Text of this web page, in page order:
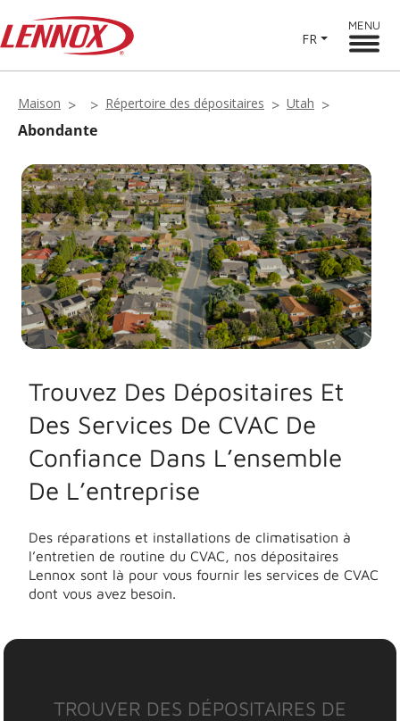
FR
MENU
Maison Répertoire des dépositaires Utah
Abondante
Trouvez Des Dépositaires Et
Des Services De CVAC De
Confiance Dans L’ensemble
De L’entreprise
Des réparations et installations de climatisation à
l’entretien de routine du CVAC, nos dépositaires
Lennox sont là pour vous fournir les services de CVAC
dont vous avez besoin.
TROUVER DES DÉPOSITAIRES DE